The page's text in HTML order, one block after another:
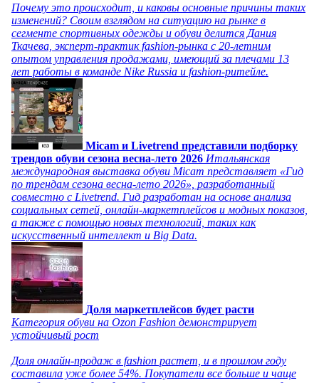
Почему это происходит, и каковы основные причины таких
изменений? Своим взглядом на ситуацию на рынке в
сегменте спортивных одежды и обуви делится Дания
Ткачева, эксперт-практик fashion-рынка с 20-летним
опытом управления продажами, имеющий за плечами 13
лет работы в команде Nike Russia и fashion-ритейле.
Micam и Livetrend представили подборку
трендов обуви сезона весна-лето 2026 Итальянская
международная выставка обуви Micam представляет «Гид
по трендам сезона весна-лето 2026», разработанный
совместно с Livetrend. Гид разработан на основе анализа
социальных сетей, онлайн-маркетплейсов и модных показов,
а также с помощью новых технологий, таких как
искусственный интеллект и Big Data.
Доля маркетплейсов будет расти
Категория обуви на Ozon Fashion демонстрирует
устойчивый рост
Доля онлайн-продаж в fashion растет, и в прошлом году
составила уже более 54%. Покупатели все больше и чаще